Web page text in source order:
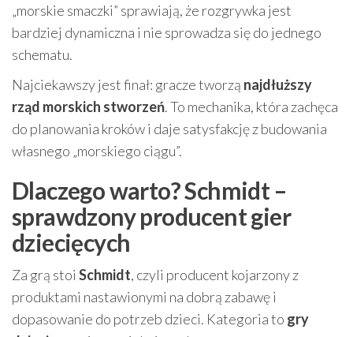
„morskie smaczki” sprawiają, że rozgrywka jest
bardziej dynamiczna i nie sprowadza się do jednego
schematu.
Najciekawszy jest finał: gracze tworzą najdłuższy
rząd morskich stworzeń. To mechanika, która zachęca
do planowania kroków i daje satysfakcję z budowania
własnego „morskiego ciągu”.
Dlaczego warto? Schmidt –
sprawdzony producent gier
dziecięcych
Za grą stoi Schmidt, czyli producent kojarzony z
produktami nastawionymi na dobrą zabawę i
dopasowanie do potrzeb dzieci. Kategoria to gry